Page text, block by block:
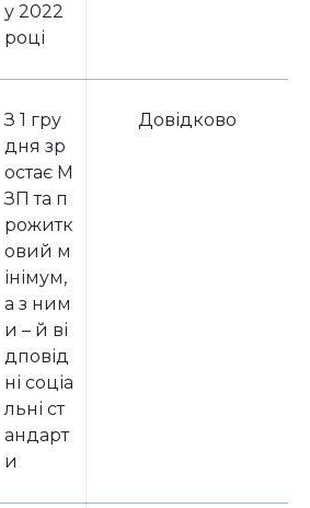
у 2022
році
З 1 гру
дня зр
остає М
ЗП та п
рожитк
овий м
інімум,
а з ним
и – й ві
дповід
ні соціа
льні ст
андарт
и
Довідково